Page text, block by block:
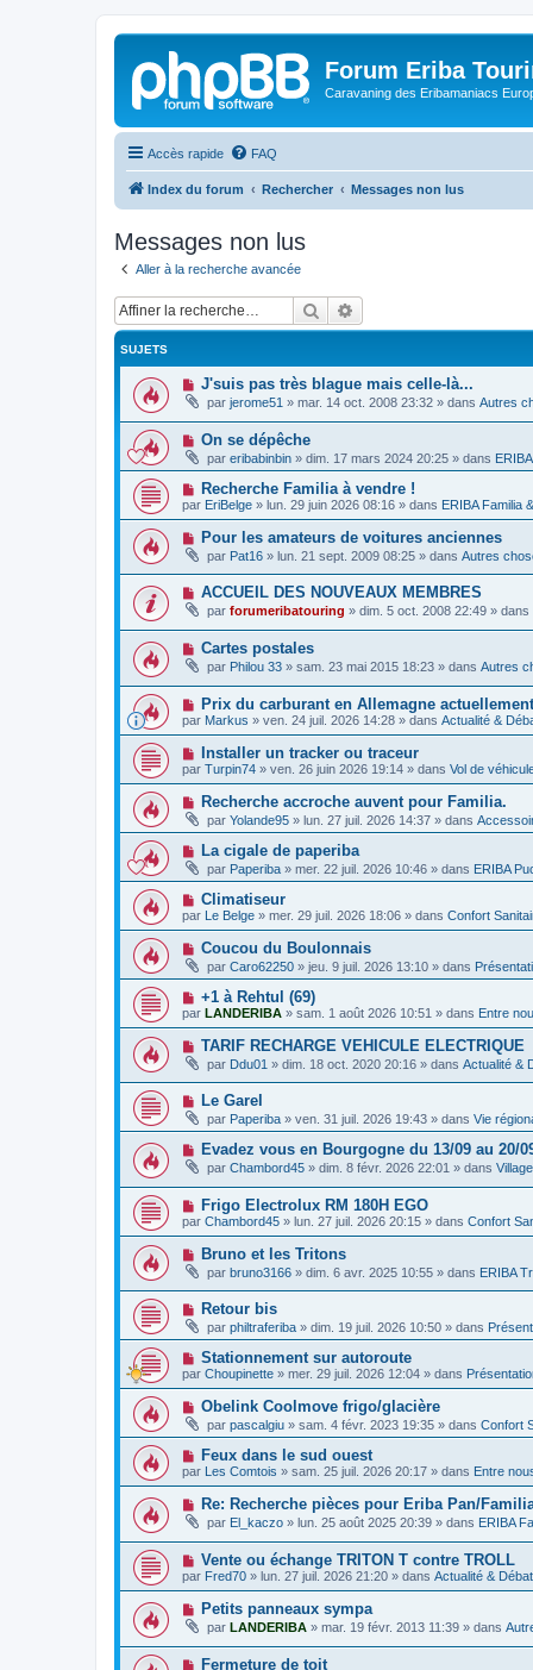
Forum Eriba
Caravaning des Eribamaniacs
Accès rapide FAQ
Index du forum Rechercher Messages non lus
Messages non lus
Aller à la recherche avancée
Rechercher
SUJETS
N
u
v
e
a
u
m
e
s
s
g
e
J'suis pas très blague mais celle-là...
par jerome51 » mar. 14 oct. 2008 23:32 » dans Autres
N
u
v
e
a
u
m
e
s
s
a
g
On se dépêche
par eribabinbin » dim. 17 mars 2024 20:25 » dans
N
o
u
v
e
a
u
m
e
s
s
a
g
e
Recherche Familia à vendre !
par EriBelge » lun. 29 juin 2026 08:16 » dans ERIBA Familia
N
u
v
e
a
u
m
e
s
s
a
e
Pour les amateurs de voitures anciennes
par Pat16 » lun. 21 sept. 2009 08:25 » dans Autres
N
u
v
e
a
u
m
s
s
a
g
e
ACCUEIL DES NOUVEAUX MEMBRES
par forumeribatouring » dim. 5 oct. 2008 22:49 » dans
N
u
v
e
a
m
e
s
s
g
e
Cartes postales
par Philou 33 » sam. 23 mai 2015 18:23 » dans Autres
N
o
u
v
e
a
u
m
e
s
s
a
g
e
Prix ​​du carburant en Allemagne actuellement
par Markus » ven. 24 juil. 2026 14:28 » dans Actualité &
N
o
u
v
e
a
u
e
s
s
a
g
e
Installer un tracker ou traceur
par Turpin74 » ven. 26 juin 2026 19:14 » dans Vol de
N
u
v
e
a
u
m
e
s
s
a
g
e
Recherche accroche auvent pour Familia.
par Yolande95 » lun. 27 juil. 2026 14:37 » dans
N
u
e
a
u
m
e
s
g
e
La cigale de paperiba
par Paperiba » mer. 22 juil. 2026 10:46 » dans ERIBA
N
o
u
e
a
u
m
e
s
s
g
e
Climatiseur
par Le Belge » mer. 29 juil. 2026 18:06 » dans Confort
N
u
e
a
u
m
e
s
s
g
e
Coucou du Boulonnais
par Caro62250 » jeu. 9 juil. 2026 13:10 » dans
N
o
u
v
a
u
m
e
s
s
g
+1 à Rehtul (69)
par LANDERIBA » sam. 1 août 2026 10:51 » dans Entre
N
u
v
a
u
m
e
s
s
a
g
e
TARIF RECHARGE VEHICULE ELECTRIQUE
par Ddu01 » dim. 18 oct. 2020 20:16 » dans Actualité &
N
u
v
e
a
m
e
s
s
g
Le Garel
par Paperiba » ven. 31 juil. 2026 19:43 » dans Vie
N
u
v
a
m
e
s
s
a
g
e
Evadez vous en Bourgogne du 13/09 au 20/
par Chambord45 » dim. 8 févr. 2026 22:01 » dans
N
o
u
v
e
a
u
m
e
s
s
a
g
e
Frigo Electrolux RM 180H EGO
par Chambord45 » lun. 27 juil. 2026 20:15 » dans Confort
N
u
v
a
u
m
e
s
s
a
g
e
Bruno et les Tritons
par bruno3166 » dim. 6 avr. 2025 10:55 » dans ERIBA
N
o
u
v
e
a
u
m
e
s
s
a
g
Retour bis
par philtraferiba » dim. 19 juil. 2026 10:50 » dans
N
o
v
e
a
u
m
e
s
s
a
g
e
Stationnement sur autoroute
par Choupinette » mer. 29 juil. 2026 12:04 » dans
N
o
u
v
e
a
u
m
e
s
s
a
g
e
Obelink Coolmove frigo/glacière
par pascalgiu » sam. 4 févr. 2023 19:35 » dans Confort
N
o
v
e
a
u
m
s
s
g
Feux dans le sud ouest
par Les Comtois » sam. 25 juil. 2026 20:17 » dans Entre
N
o
u
v
e
a
u
m
e
s
s
a
Re: Recherche pièces pour Eriba Pan/
par El_kaczo » lun. 25 août 2025 20:39 » dans ERIBA
N
o
u
v
e
a
m
Vente ou échange TRITON T contre TROLL
par Fred70 » lun. 27 juil. 2026 21:20 » dans Actualité &
N
u
v
e
Petits panneaux sympa
par LANDERIBA » mar. 19 févr. 2013 11:39 » dans
NFermeture de toit